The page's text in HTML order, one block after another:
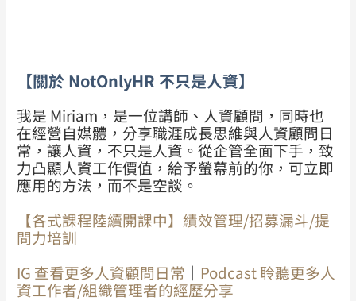
【關於 NotOnlyHR 不只是人資】
我是 Miriam，是一位講師、人資顧問，同時也
在經營自媒體，分享職涯成長思維與人資顧問日
常，讓人資，不只是人資。從企管全面下手，致
力凸顯人資工作價值，給予螢幕前的你，可立即
應用的方法，而不是空談。
【各式課程陸續開課中】績效管理/招募漏斗/提
問力培訓
IG 查看更多人資顧問日常 ｜ Podcast 聆聽更多人
資工作者/組織管理者的經歷分享